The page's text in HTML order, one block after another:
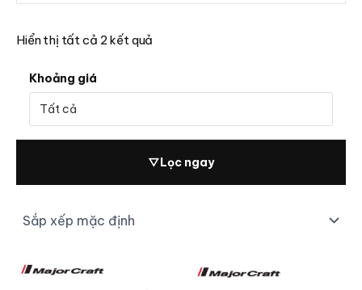
Hiển thị tất cả 2 kết quả
Khoảng giá
▽Lọc ngay